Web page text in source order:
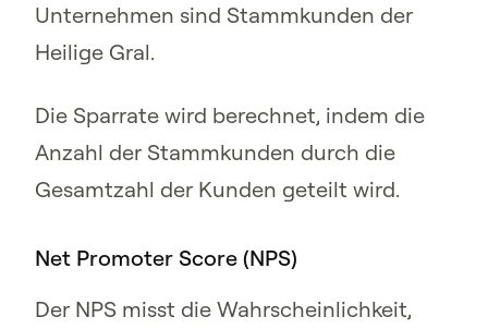
Unternehmen sind Stammkunden der
Heilige Gral.
Die Sparrate wird berechnet, indem die
Anzahl der Stammkunden durch die
Gesamtzahl der Kunden geteilt wird.
Net Promoter Score (NPS)
Der NPS misst die Wahrscheinlichkeit,